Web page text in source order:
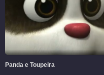
Panda e Toupeira